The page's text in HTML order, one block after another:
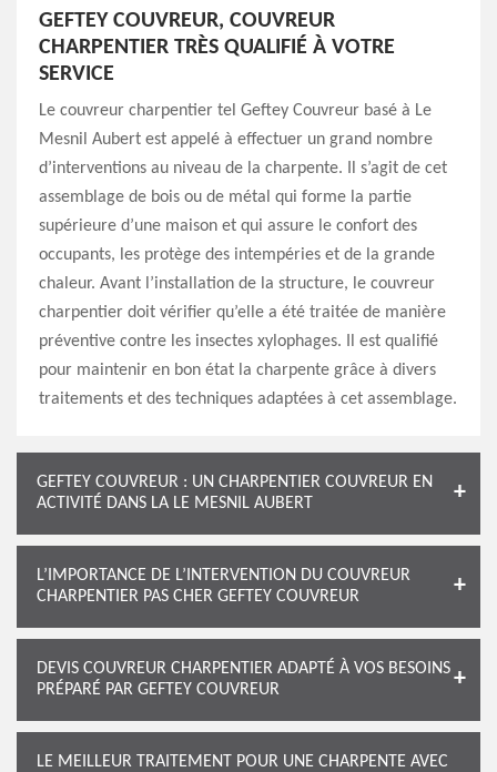
GEFTEY COUVREUR, COUVREUR
CHARPENTIER TRÈS QUALIFIÉ À VOTRE
SERVICE
Le couvreur charpentier tel Geftey Couvreur basé à Le
Mesnil Aubert est appelé à effectuer un grand nombre
d’interventions au niveau de la charpente. Il s’agit de cet
assemblage de bois ou de métal qui forme la partie
supérieure d’une maison et qui assure le confort des
occupants, les protège des intempéries et de la grande
chaleur. Avant l’installation de la structure, le couvreur
charpentier doit vérifier qu’elle a été traitée de manière
préventive contre les insectes xylophages. Il est qualifié
pour maintenir en bon état la charpente grâce à divers
traitements et des techniques adaptées à cet assemblage.
GEFTEY COUVREUR : UN CHARPENTIER COUVREUR EN
ACTIVITÉ DANS LA LE MESNIL AUBERT
L’IMPORTANCE DE L’INTERVENTION DU COUVREUR
CHARPENTIER PAS CHER GEFTEY COUVREUR
DEVIS COUVREUR CHARPENTIER ADAPTÉ À VOS BESOINS
PRÉPARÉ PAR GEFTEY COUVREUR
LE MEILLEUR TRAITEMENT POUR UNE CHARPENTE AVEC